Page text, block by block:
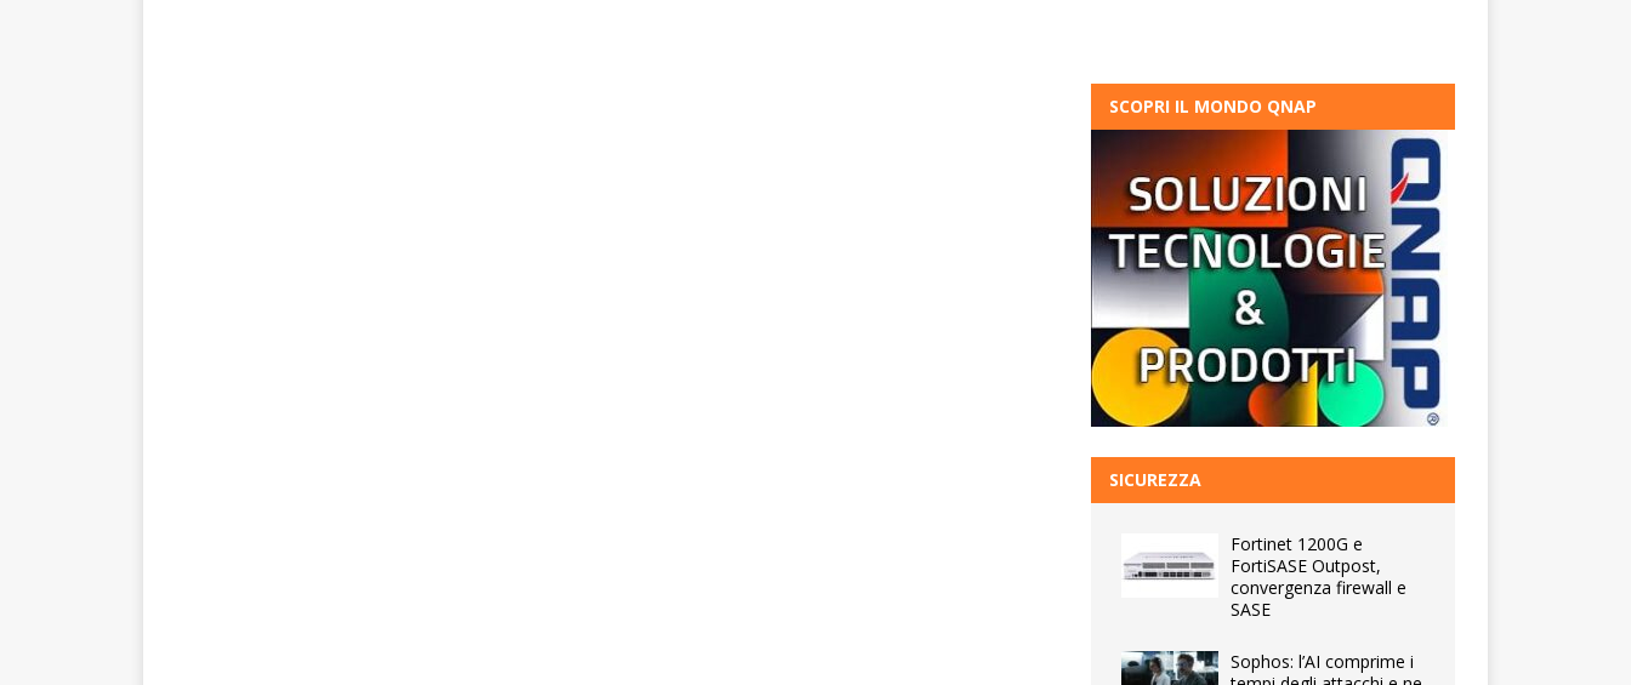
SCOPRI IL MONDO QNAP
SICUREZZA
Fortinet 1200G e
FortiSASE Outpost,
convergenza firewall e
SASE
Sophos: l’AI comprime i